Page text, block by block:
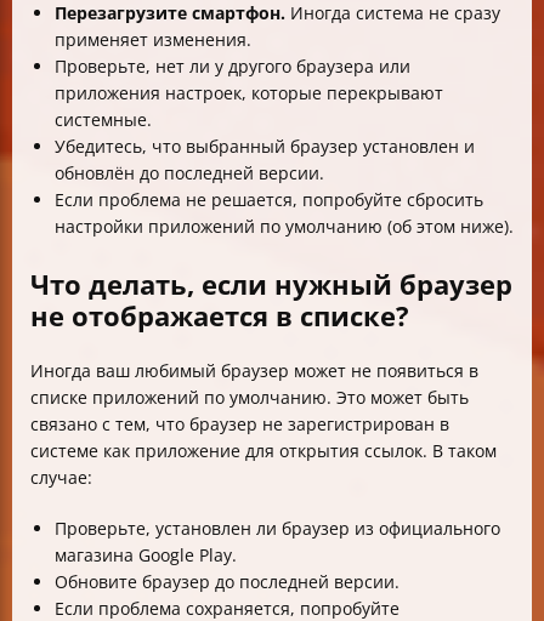
Перезагрузите смартфон. Иногда система не сразу
применяет изменения.
Проверьте, нет ли у другого браузера или
приложения настроек, которые перекрывают
системные.
Убедитесь, что выбранный браузер установлен и
обновлён до последней версии.
Если проблема не решается, попробуйте сбросить
настройки приложений по умолчанию (об этом ниже).
Что делать, если нужный браузер
не отображается в списке?
Иногда ваш любимый браузер может не появиться в
списке приложений по умолчанию. Это может быть
связано с тем, что браузер не зарегистрирован в
системе как приложение для открытия ссылок. В таком
случае:
Проверьте, установлен ли браузер из официального
магазина Google Play.
Обновите браузер до последней версии.
Если проблема сохраняется, попробуйте